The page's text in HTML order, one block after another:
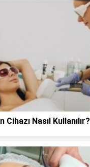
Nasıl Kullanılır?